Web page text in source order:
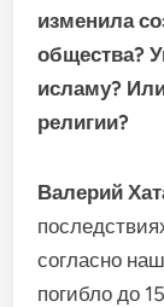
изменила
общества?
исламу?
религии?
Валерий
согласно
погибло до